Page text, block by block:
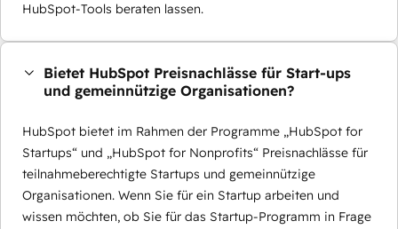
HubSpot-Tools beraten lassen.
Bietet HubSpot Preisnachlässe für Start-ups
und gemeinnützige Organisationen?
HubSpot bietet im Rahmen der Programme „HubSpot for
Startups“ und „HubSpot for Nonprofits“ Preisnachlässe für
teilnahmeberechtigte Startups und gemeinnützige
Organisationen. Wenn Sie für ein Startup arbeiten und
wissen möchten, ob Sie für das Startup-Programm in Frage